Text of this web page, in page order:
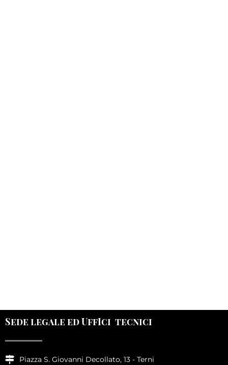
Sede legale ed UffIci tecnici
Piazza S. Giovanni Decollato, 13 - Terni